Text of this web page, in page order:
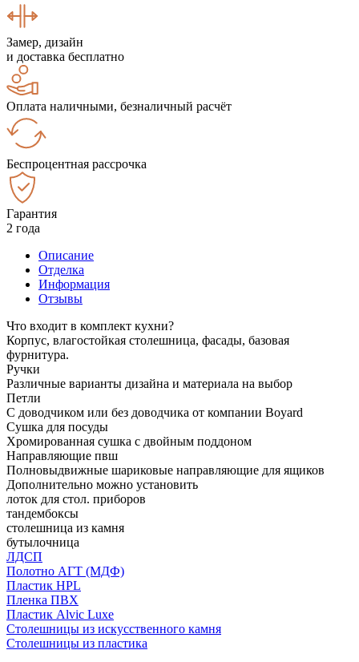
Замер, дизайн
и доставка бесплатно
Оплата наличными, безналичный расчёт
Беспроцентная рассрочка
Гарантия
2 года
Описание
Отделка
Информация
Отзывы
Что входит в комплект кухни?
Корпус, влагостойкая столешница, фасады, базовая
фурнитура.
Ручки
Различные варианты дизайна и материала на выбор
Петли
С доводчиком или без доводчика от компании Boyard
Сушка для посуды
Хромированная сушка с двойным поддоном
Направляющие пвш
Полновыдвижные шариковые направляющие для ящиков
Дополнительно можно установить
лоток для стол. приборов
тандембоксы
столешница из камня
бутылочница
ЛДСП
Полотно АГТ (МДФ)
Пластик HPL
Пленка ПВХ
Пластик Alvic Luxe
Столешницы из искусственного камня
Столешницы из пластика